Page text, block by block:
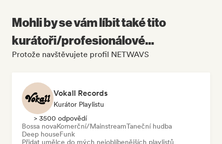
Mohli by se vám líbit také tito
kurátoři/profesionálové...
Protože navštěvujete profil NETWAVS
Vokall Records
Kurátor Playlistu
> 3500 odpovědí
Bossa novaKomerční/MainstreamTaneční hudba
Deep houseFunk
Přidat umělce do mých nejoblíbenějších playlistů